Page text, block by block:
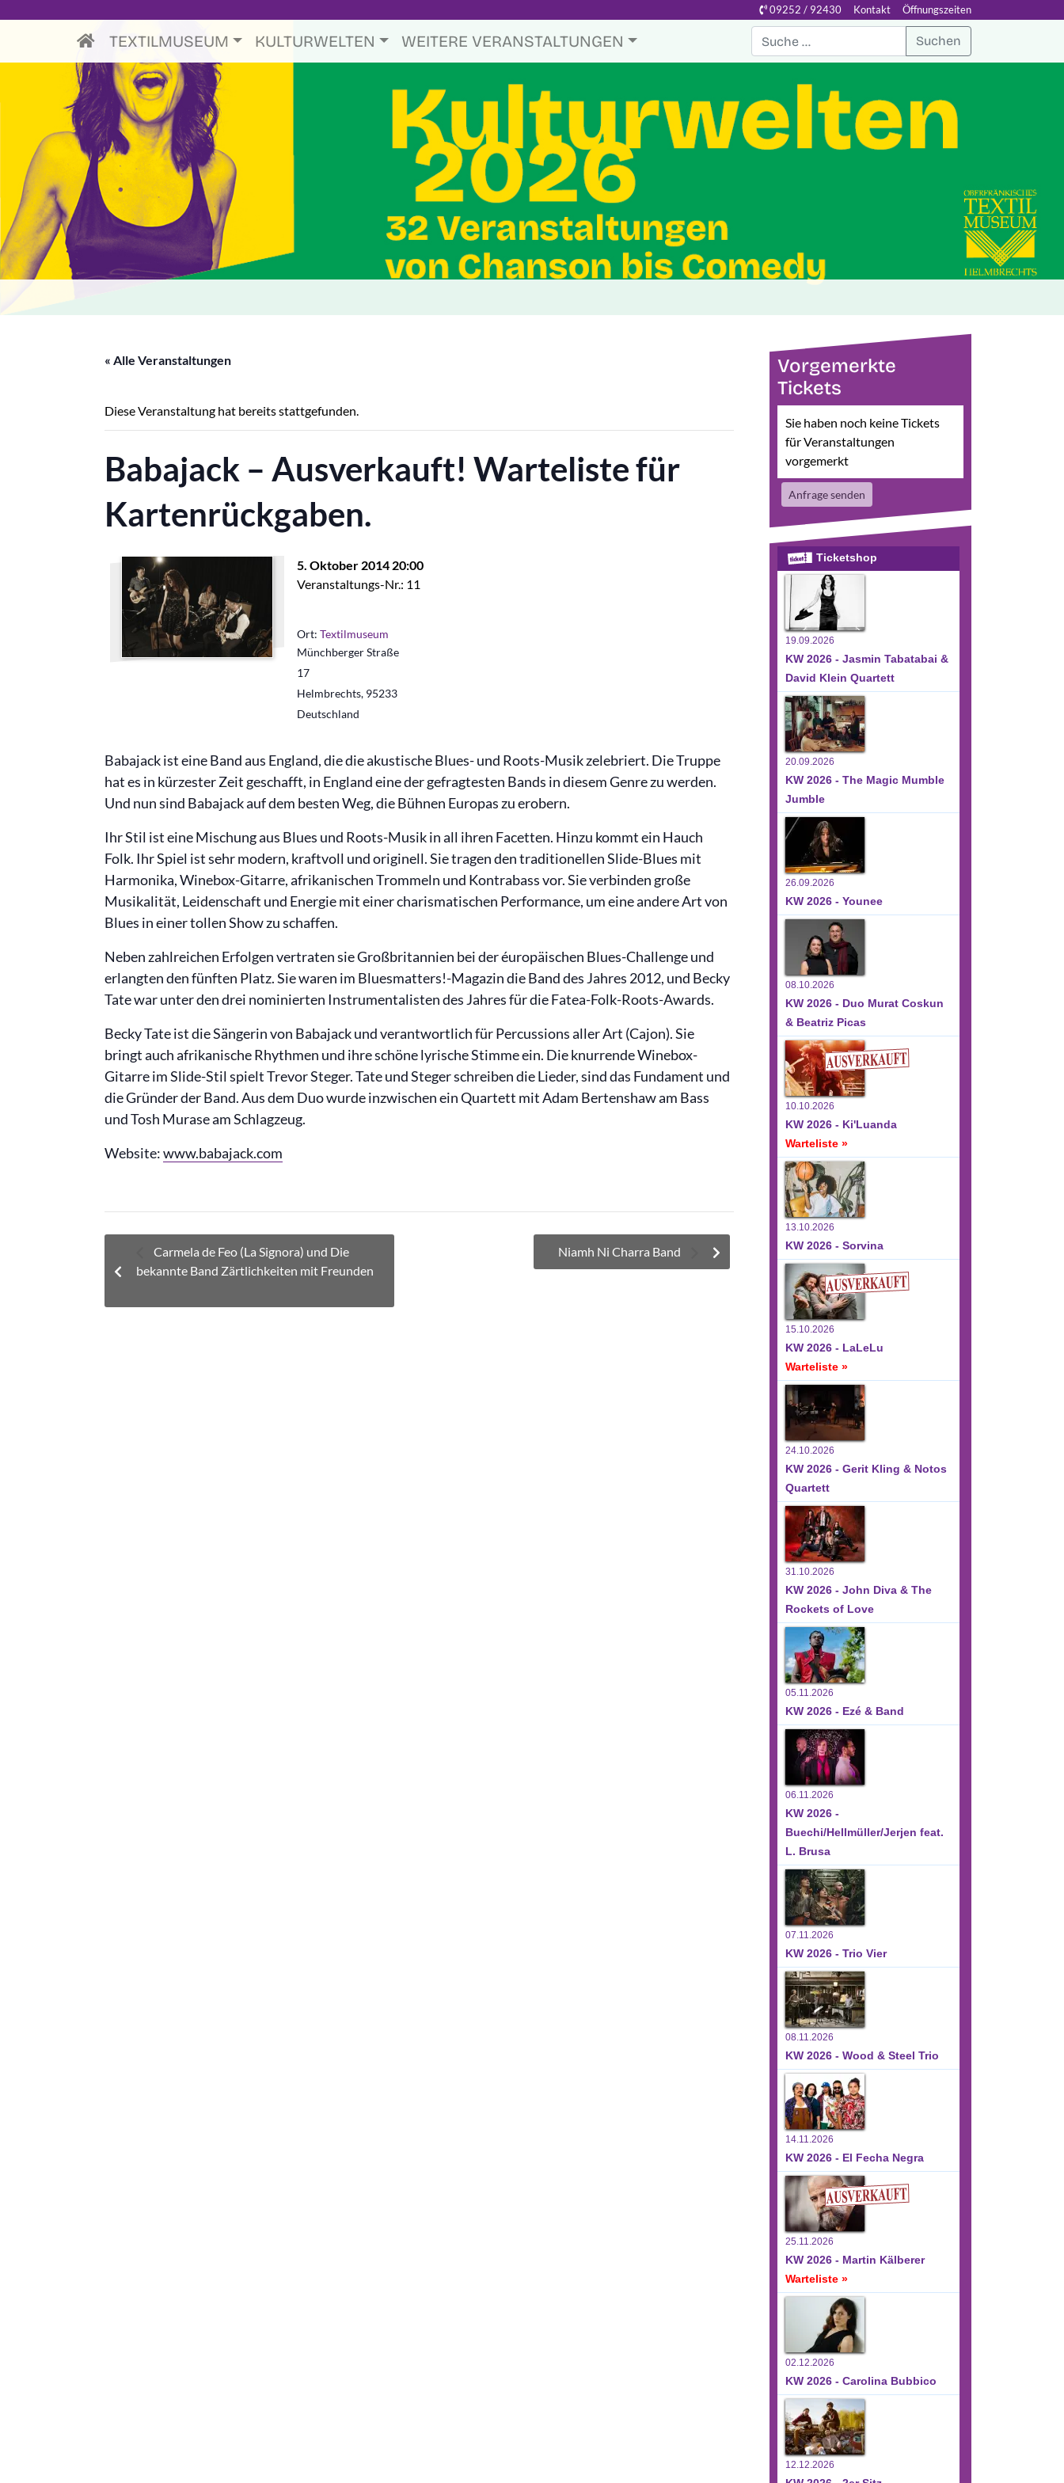
09252 / 92430 Kontakt Öffnungszeiten
TEXTILMUSEUM KULTURWELTEN WEITERE VERANSTALTUNGEN Suchen
« Alle Veranstaltungen
Diese Veranstaltung hat bereits stattgefunden.
Babajack – Ausverkauft! Warteliste für
Kartenrückgaben.
5. Oktober 2014 20:00
Veranstaltungs-Nr.: 11
Ort: Textilmuseum
Münchberger Straße
17
Helmbrechts, 95233
Deutschland
Babajack ist eine Band aus England, die die akustische Blues- und Roots-Musik zelebriert. Die Truppe
hat es in kürzester Zeit geschafft, in England eine der gefragtesten Bands in diesem Genre zu werden.
Und nun sind Babajack auf dem besten Weg, die Bühnen Europas zu erobern.
Ihr Stil ist eine Mischung aus Blues und Roots-Musik in all ihren Facetten. Hinzu kommt ein Hauch
Folk. Ihr Spiel ist sehr modern, kraftvoll und originell. Sie tragen den traditionellen Slide-Blues mit
Harmonika, Winebox-Gitarre, afrikanischen Trommeln und Kontrabass vor. Sie verbinden große
Musikalität, Leidenschaft und Energie mit einer charismatischen Performance, um eine andere Art von
Blues in einer tollen Show zu schaffen.
Neben zahlreichen Erfolgen vertraten sie Großbritannien bei der éuropäischen Blues-Challenge und
erlangten den fünften Platz. Sie waren im Bluesmatters!-Magazin die Band des Jahres 2012, und Becky
Tate war unter den drei nominierten Instrumentalisten des Jahres für die Fatea-Folk-Roots-Awards.
Becky Tate ist die Sängerin von Babajack und verantwortlich für Percussions aller Art (Cajon). Sie
bringt auch afrikanische Rhythmen und ihre schöne lyrische Stimme ein. Die knurrende Winebox-
Gitarre im Slide-Stil spielt Trevor Steger. Tate und Steger schreiben die Lieder, sind das Fundament und
die Gründer der Band. Aus dem Duo wurde inzwischen ein Quartett mit Adam Bertenshaw am Bass
und Tosh Murase am Schlagzeug.
Website:www.babajack.com
Carmela de Feo (La Signora) und Die
bekannte Band Zärtlichkeiten mit Freunden
Niamh Ni Charra Band
Vorgemerkte
Tickets
Sie haben noch keine Tickets
für Veranstaltungen
vorgemerkt
Anfrage senden
Ticketshop
19.09.2026
KW 2026 - Jasmin Tabatabai &
David Klein Quartett
20.09.2026
KW 2026 - The Magic Mumble
Jumble
26.09.2026
KW 2026 - Younee
08.10.2026
KW 2026 - Duo Murat Coskun
& Beatriz Picas
10.10.2026
KW 2026 - Ki'Luanda
Warteliste »
13.10.2026
KW 2026 - Sorvina
15.10.2026
KW 2026 - LaLeLu
Warteliste »
24.10.2026
KW 2026 - Gerit Kling & Notos
Quartett
31.10.2026
KW 2026 - John Diva & The
Rockets of Love
05.11.2026
KW 2026 - Ezé & Band
06.11.2026
KW 2026 -
Buechi/Hellmüller/Jerjen feat.
L. Brusa
07.11.2026
KW 2026 - Trio Vier
08.11.2026
KW 2026 - Wood & Steel Trio
14.11.2026
KW 2026 - El Fecha Negra
25.11.2026
KW 2026 - Martin Kälberer
Warteliste »
02.12.2026
KW 2026 - Carolina Bubbico
12.12.2026